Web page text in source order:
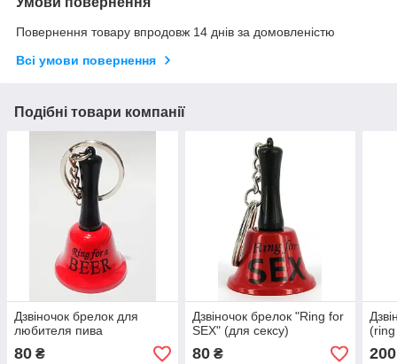
Повернення товару впродовж 14 днів за домовленістю
Всі умови повернення
Подібні товари компанії
Дзвіночок брелок для
любителя пива
80 ₴
Дзвіночок брелок "Ring for
SEX" (для сексу)
80₴ 200